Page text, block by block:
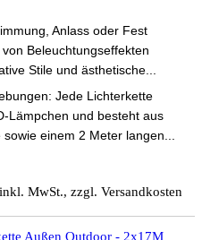
Anlass oder Fest
Beleuchtungseffekten
Stile und ästhetische...
Jede Lichterkette
Lämpchen und besteht aus
einem 2 Meter langen...
MwSt., zzgl. Versandkosten